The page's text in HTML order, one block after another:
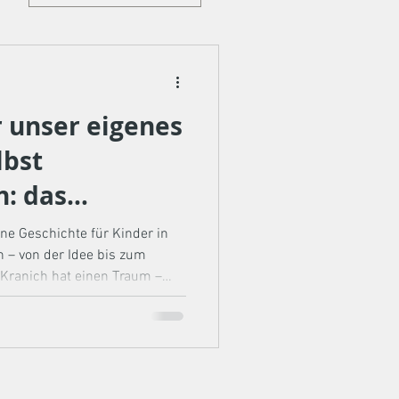
eigenes
das
Geschichte für Kinder in
– von der Idee bis zum
hat einen Traum –
Projekt-Team "Zug-Vogel" –
Meine Freundin Marlies